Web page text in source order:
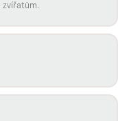
zvířatům.